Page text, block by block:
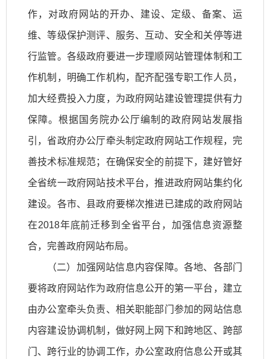
作，对政府网站的开办、建设、定级、备案、运
维、等级保护测评、服务、互动、安全和关停等进
行监管。各级政府要进一步理顺网站管理体制和工
作机制，明确工作机构，配齐配强专职工作人员，
加大经费投入力度，为政府网站建设管理提供有力
保障。根据国务院办公厅编制的政府网站发展指
引，省政府办公厅牵头制定政府网站工作规程，完
善技术标准规范；在确保安全的前提下，建好管好
全省统一政府网站技术平台，推进政府网站集约化
建设。各市、县政府要梯次推进已建成的政府网站
在2018年底前迁移到全省平台，加强信息资源整
合，完善政府网站布局。
（二）加强网站信息内容保障。各地、各部门
要将政府网站作为政府信息公开的第一平台，建立
由办公室牵头负责、相关职能部门参加的网站信息
内容建设协调机制，做好网上网下和跨地区、跨部
门、跨行业的协调工作，办公室政府信息公开或其